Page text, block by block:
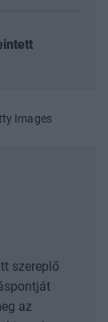
Images
szereplő
az